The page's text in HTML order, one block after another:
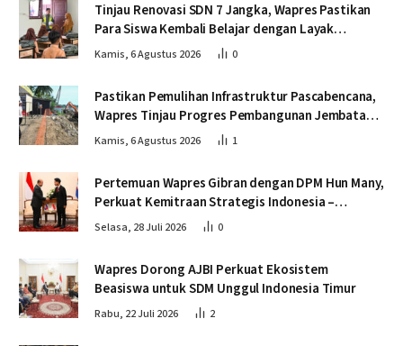
Tinjau Renovasi SDN 7 Jangka, Wapres Pastikan
Para Siswa Kembali Belajar dengan Layak
Pascabencana
Kamis, 6 Agustus 2026 0
Pastikan Pemulihan Infrastruktur Pascabencana,
Wapres Tinjau Progres Pembangunan Jembatan
Krueng Tingkeum Bireuen
Kamis, 6 Agustus 2026 1
Pertemuan Wapres Gibran dengan DPM Hun Many,
Perkuat Kemitraan Strategis Indonesia –
Kamboja
Selasa, 28 Juli 2026 0
Wapres Dorong AJBI Perkuat Ekosistem
Beasiswa untuk SDM Unggul Indonesia Timur
Rabu, 22 Juli 2026 2